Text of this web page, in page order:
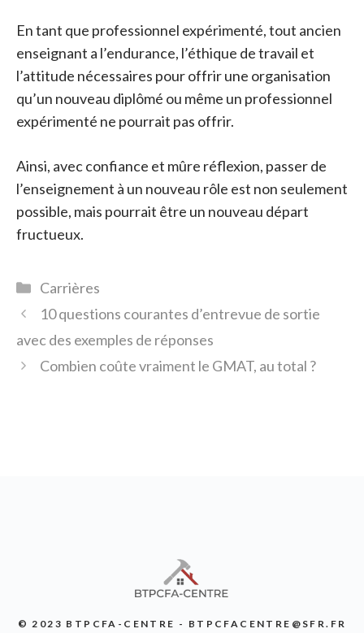
En tant que professionnel expérimenté, tout ancien
enseignant a l’endurance, l’éthique de travail et
l’attitude nécessaires pour offrir une organisation
qu’un nouveau diplômé ou même un professionnel
expérimenté ne pourrait pas offrir.
Ainsi, avec confiance et mûre réflexion, passer de
l’enseignement à un nouveau rôle est non seulement
possible, mais pourrait être un nouveau départ
fructueux.
Catégories
Carrières
10 questions courantes d’entrevue de sortie
avec des exemples de réponses
Combien coûte vraiment le GMAT, au total ?
© 2023 BTPCFA-CENTRE - BTPCFACENTRE@SFR.FR